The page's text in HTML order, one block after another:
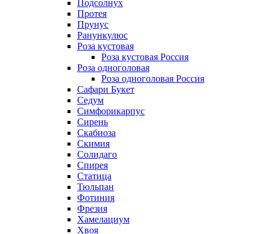
Подсолнух
Протея
Прунус
Ранункулюс
Роза кустовая
Роза кустовая Россия
Роза одноголовая
Роза одноголовая Россия
Сафари Букет
Седум
Симфорикарпус
Сирень
Скабиоза
Скимия
Солидаго
Спирея
Статица
Тюльпан
Фотиния
Фрезия
Хамелациум
Хвоя